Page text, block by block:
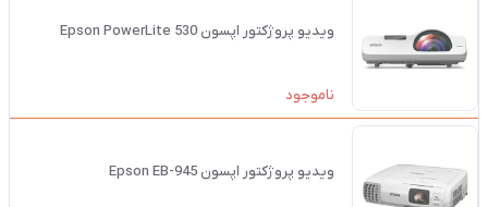
ویدیو پروژکتور اپسون Epson PowerLite 530
ناموجود
ویدیو پروژکتور اپسون Epson EB-945